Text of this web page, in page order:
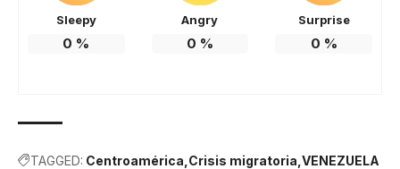
Sleepy
0 %
Angry
0 %
Surprise
0 %
TAGGED: Centroamérica Crisis migratoria VENEZUELA